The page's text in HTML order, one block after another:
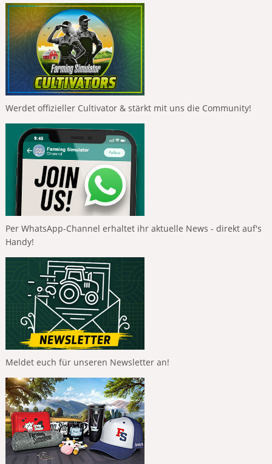
Werdet offizieller Cultivator & stärkt mit uns die Community!
Per WhatsApp-Channel erhaltet ihr aktuelle News - direkt auf's
Handy!
Meldet euch für unseren Newsletter an!